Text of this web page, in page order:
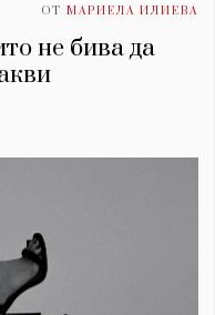
ОТ МАРИЕЛА ИЛИЕВА
не бива да